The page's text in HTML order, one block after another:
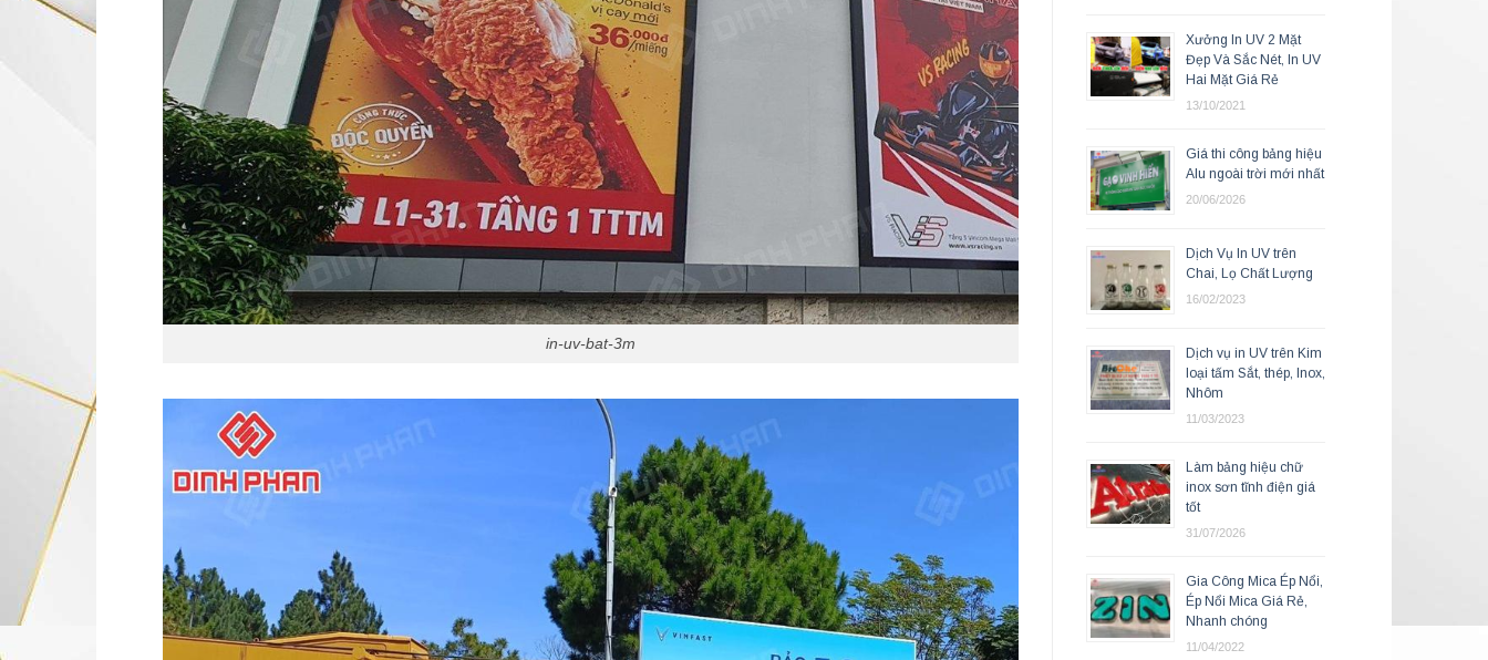
in-uv-bat-3m
Xưởng In UV 2 Mặt
Đẹp Và Sắc Nét, In UV
Hai Mặt Giá Rẻ
13/10/2021
Giá thi công bảng hiệu
Alu ngoài trời mới nhất
20/06/2026
Dịch Vụ In UV trên
Chai, Lọ Chất Lượng
16/02/2023
Dịch vụ in UV trên Kim
loại tấm Sắt, thép, Inox,
Nhôm
11/03/2023
Làm bảng hiệu chữ
inox sơn tĩnh điện giá
tốt
31/07/2026
Gia Công Mica Ép Nổi,
Ép Nổi Mica Giá Rẻ,
Nhanh chóng
11/04/2022